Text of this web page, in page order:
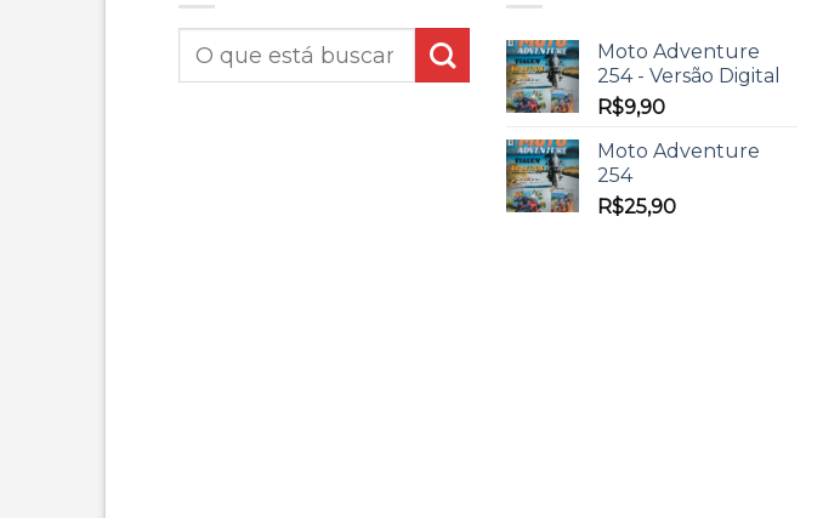
Moto Adventure
254 - Versão Digital
R$9,90
Moto Adventure
254
R$25,90